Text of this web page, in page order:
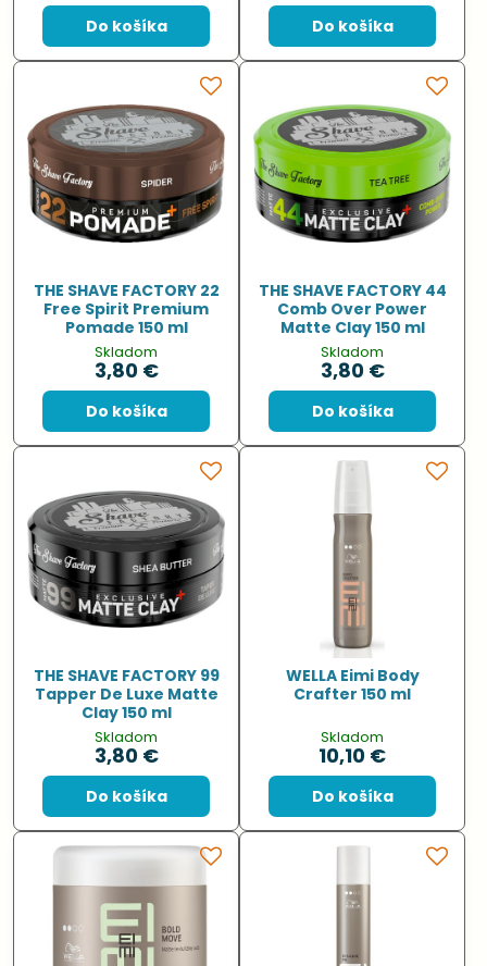
Do košíka Do košíka
THE SHAVE FACTORY 22
Free Spirit Premium
Pomade 150 ml
Skladom
3,80 €
Do košíka
THE SHAVE FACTORY 44
Comb Over Power
Matte Clay 150 ml
Skladom
3,80 €
Do košíka
THE SHAVE FACTORY 99
Tapper De Luxe Matte
Clay 150 ml
Skladom
3,80 €
Do košíka
WELLA Eimi Body
Crafter 150 ml
Skladom
10,10 €
Do košíka